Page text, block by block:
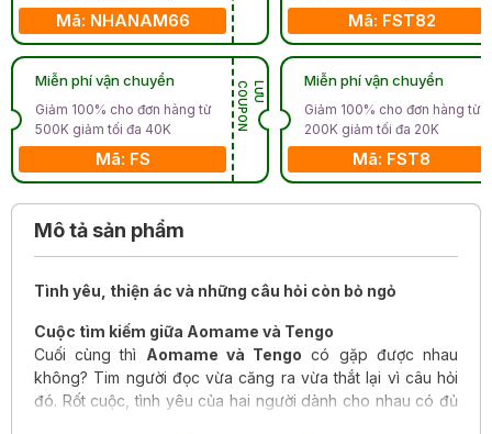
Mã: NHANAM66
Miễn phí vận chuyển
Giảm 100% cho đơn hàng từ
500K giảm tối đa 40K
Mã: FS
L
Ư
U
C
O
U
P
O
N
Mã: FST82
Miễn phí vận chuyển
Giảm 100% cho đơn hàng từ
200K giảm tối đa 20K
Mã: FST8
Mô tả sản phẩm
Tình yêu, thiện ác và những câu hỏi còn bỏ ngỏ
Cuộc tìm kiếm giữa Aomame và Tengo
Cuối cùng thì Aomame và Tengo có gặp được nhau
không? Tim người đọc vừa căng ra vừa thắt lại vì câu hỏi
đó. Rốt cuộc, tình yêu của hai người dành cho nhau có đủ